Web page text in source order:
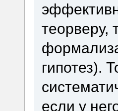
теорверу,
гипотез).
если у